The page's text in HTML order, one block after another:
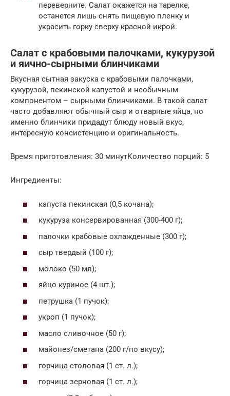
переверните. Салат окажется на тарелке,
останется лишь снять пищевую пленку и
украсить горку сверху красной икрой.
Салат с крабовыми палочками, кукурузой
и яично-сырными блинчиками
Вкусная сытная закуска с крабовыми палочками,
кукурузой, пекинской капустой и необычным
компонентом – сырными блинчиками. В такой салат
часто добавляют обычный сыр и отварные яйца, но
именно блинчики придадут блюду новый вкус,
интересную консистенцию и оригинальность.
Время приготовления: 30 минутКоличество порций: 5
Ингредиенты:
капуста пекинская (0,5 кочана);
кукуруза консервированная (300-400 г);
палочки крабовые охлажденные (300 г);
сыр твердый (100 г);
молоко (50 мл);
яйцо куриное (4 шт.);
петрушка (1 пучок);
укроп (1 пучок);
масло сливочное (50 г);
майонез/сметана (200 г/по вкусу);
горчица столовая (1 ст. л.);
горчица зерновая (1 ст. л.);